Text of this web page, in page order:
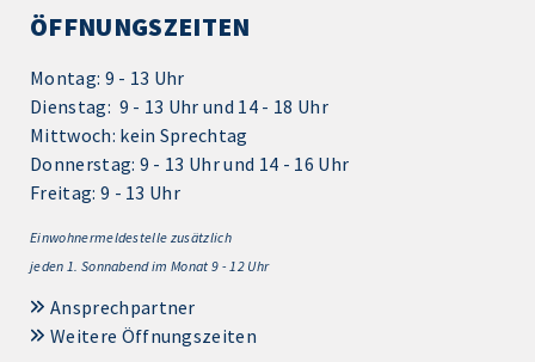
ÖFFNUNGSZEITEN
Montag: 9 - 13 Uhr
Dienstag: 9 - 13 Uhr und 14 - 18 Uhr
Mittwoch: kein Sprechtag
Donnerstag: 9 - 13 Uhr und 14 - 16 Uhr
Freitag: 9 - 13 Uhr
Einwohnermeldestelle zusätzlich
jeden 1. Sonnabend im Monat 9 - 12 Uhr
Ansprechpartner
Weitere Öffnungszeiten